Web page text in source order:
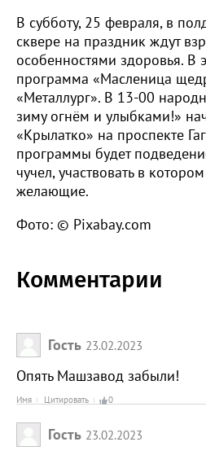
В субботу, 25 февраля, в
сквере на праздник ждут
особенностями здоровья. В
программа «Масленица
«Металлург». В 13-00
зиму огнём и улыбками!»
«Крылатко» на проспекте
программы будет
чучел, участвовать в
желающие.
Фото: © Pixabay.com
Комментарии
Гость 23.02.2023
Опять Машзавод забыли!
Имя Цитировать 0
Гость 23.02.2023